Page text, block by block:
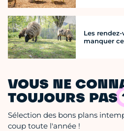
Les
manquer
VOUS NE
TOUJOURS PAS
Sélection des bons plans
coup toute l'année !